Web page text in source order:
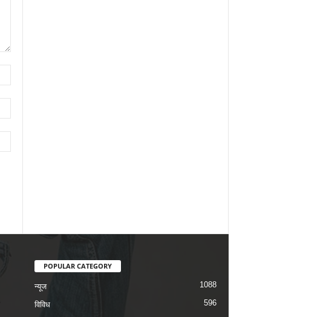
POPULAR CATEGORY
न्यूज 1088
विविध
596